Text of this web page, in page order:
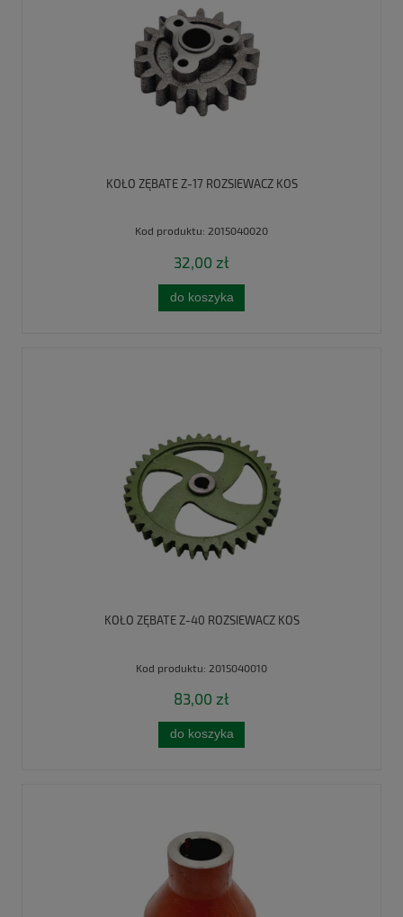
KOŁO ZĘBATE Z-17 ROZSIEWACZ KOS
Kod produktu: 2015040020
32,00 zł
do koszyka
KOŁO ZĘBATE Z-40 ROZSIEWACZ KOS
Kod produktu: 2015040010
83,00 zł
do koszyka